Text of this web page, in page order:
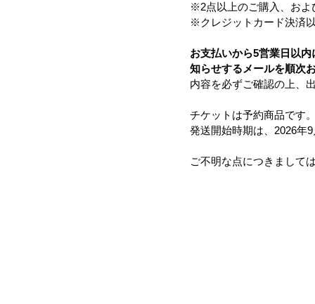
※2点以上のご購入、およ
※クレジットカード決済
お支払いから5営業日以
知らせするメールを順次
内容を必ずご確認の上、
チケットは予約商品です
発送開始時期は、2026年
ご不明な点につきまして